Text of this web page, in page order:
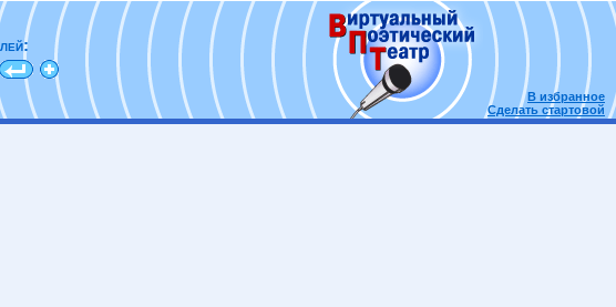
В избранное
Сделать стартовой